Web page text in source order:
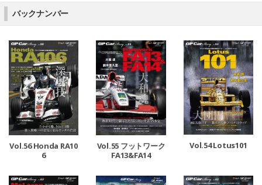
バックナンバー
Vol.56 Honda RA10
6
Vol.55 フットワーク
FA13&FA14
Vol.54 Lotus101